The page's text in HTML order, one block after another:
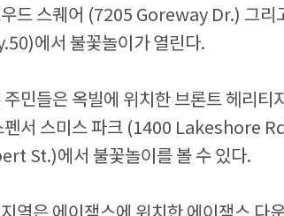
드 스퀘어 (7205 Goreway Dr.) 그리
에서 불꽃놀이가 열린다.
주민들은 옥빌에 위치한 브론트 헤리
펜서 스미스 파크 (1400 Lakeshore
St.)에서 불꽃놀이를 볼 수 있다.